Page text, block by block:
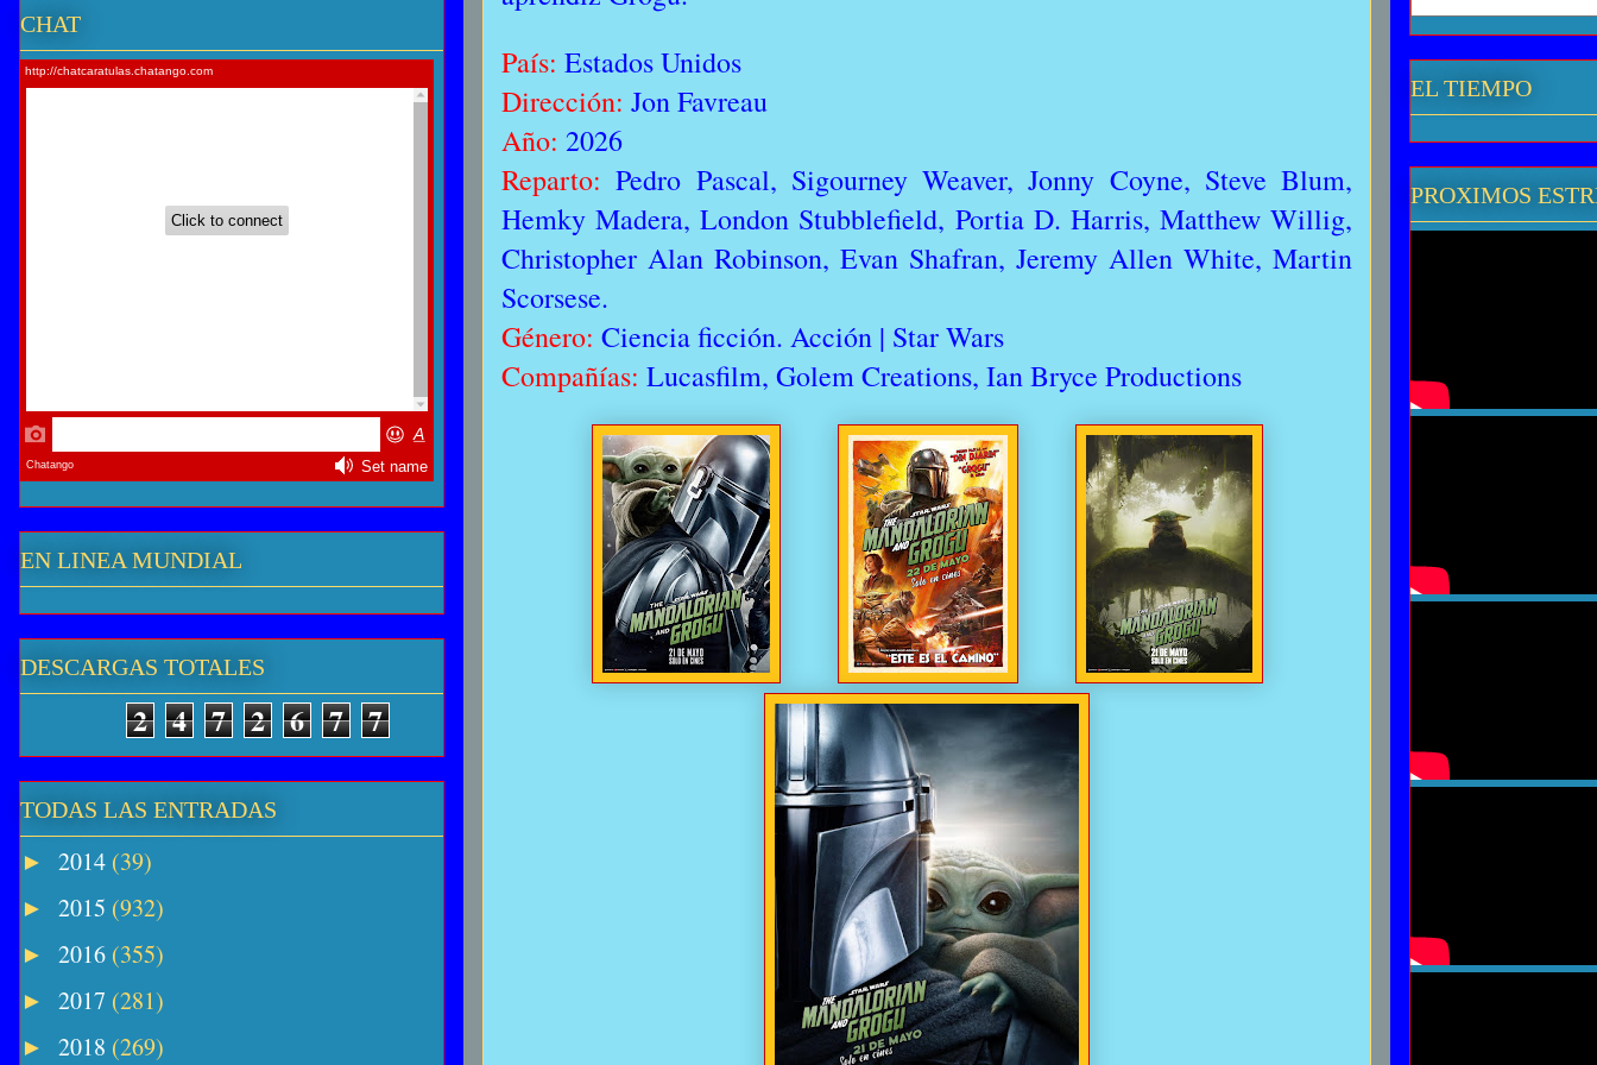
País: Estados Unidos
Dirección: Jon Favreau
Año: 2026
Reparto:Pedro Pascal, Sigourney Weaver, Jonny Coyne, Steve Blum,
Hemky Madera, London Stubblefield, Portia D. Harris, Matthew Willig,
Christopher Alan Robinson, Evan Shafran, Jeremy Allen White, Martin
Scorsese.
Género: Ciencia ficción. Acción | Star Wars
Compañías: Lucasfilm, Golem Creations, Ian Bryce Productions
CHAT
EN LINEA MUNDIAL
DESCARGAS TOTALES
2 4 7 2 6 7 7
TODAS LAS ENTRADAS
► 2014 (39)
► 2015 (932)
► 2016 (355)
► 2017 (281)
► 2018 (269)
EL TIEMPO
PROXIMOS